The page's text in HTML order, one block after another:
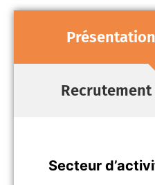
Secteur